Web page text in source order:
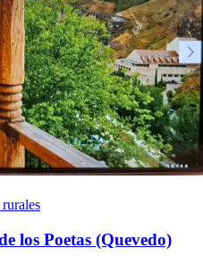
los Poetas (Quevedo)